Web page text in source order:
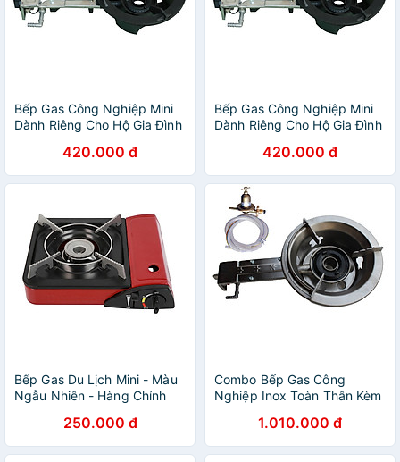
Bếp Gas Công Nghiệp Mini
Dành Riêng Cho Hộ Gia Đình
420.000 đ
Bếp Gas Công Nghiệp Mini
Dành Riêng Cho Hộ Gia Đình
420.000 đ
Bếp Gas Du Lịch Mini - Màu
Ngẫu Nhiên - Hàng Chính
250.000 đ
Combo Bếp Gas Công
Nghiệp Inox Toàn Thân Kèm
1.010.000 đ